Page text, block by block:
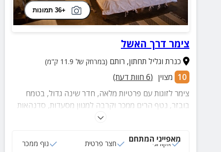
+36 תמונות
צימר דרך האשל
כנרת וגליל תחתון, רותם (במרחק של 11.9 ק"מ)
10 מצוין (
6 חוות דעת)
צימר לזוגות עם פרטיות מלאה, חדר שינה גדול, בטמח
בובזר, נטף הרים ממכר וקרבה למגוון מסעדות, סדנהאות
מאפייני המתחם
אקולוגי חצר פרטית נוף ממכר